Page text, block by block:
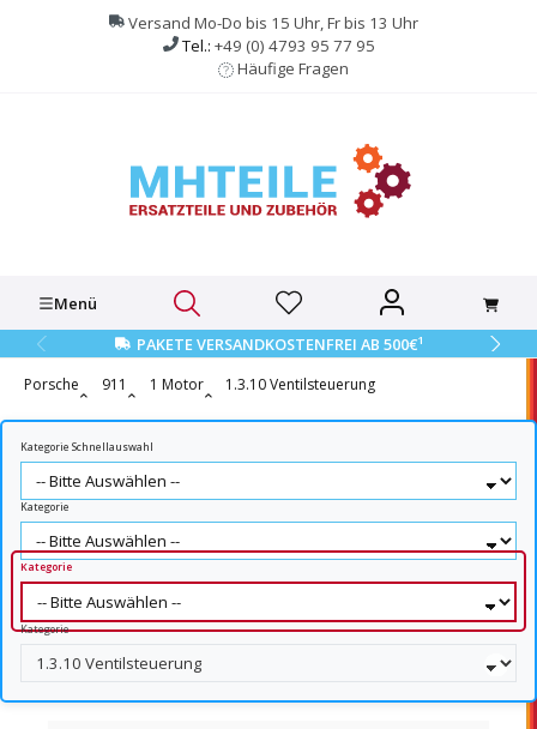
springen
Versand Mo-Do bis 15 Uhr, Fr bis 13 Uhr
Tel.: +49 (0) 4793 95 77 95
Häufige Fragen
Menü
PAKETE VERSANDKOSTENFREI AB 500€1
Porsche 911 1 Motor 1.3.10 Ventilsteuerung
Kategorie Schnellauswahl
Kategorie
Kategorie
Kategorie